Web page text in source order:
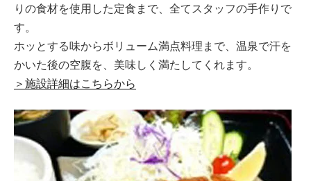
りの食材を使用した定食まで、全てスタッフの手作りで
す。
ホッとする味からボリューム満点料理まで、温泉で汗を
かいた後の空腹を、美味しく満たしてくれます。
＞施設詳細はこちらから